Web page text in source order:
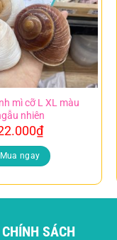
mì cỡ L XL màu
nhiên
₫
Mua ngay
CHÍNH SÁCH